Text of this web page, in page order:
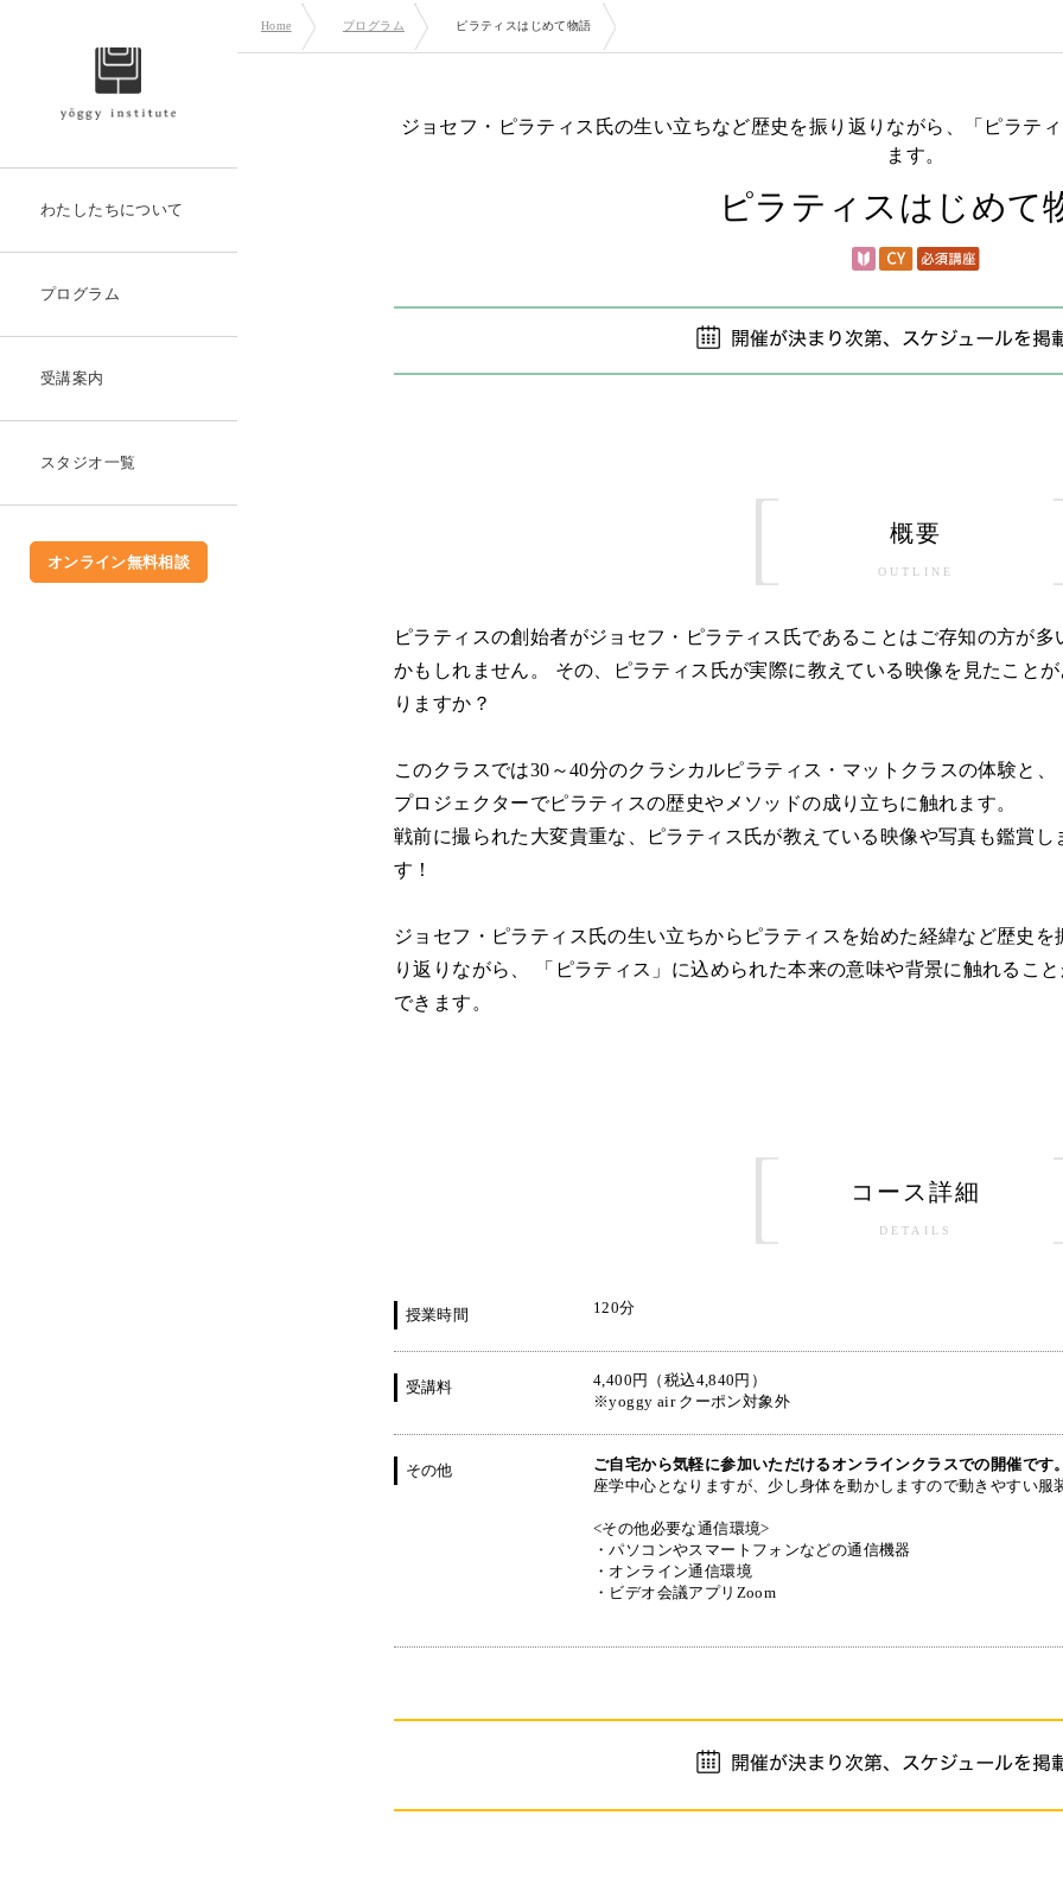
わたしたちについて
プログラム
受講案内
スタジオ一覧
オンライン無料相談
Home プログラム ピラティスはじめて物語
ジョセフ・ピラティス氏の生い立ちなど歴史を振り返りながら、「ピラテ
ます。
ピラティスはじめて
概要
OUTLINE
ピラティスの創始者がジョセフ・ピラティス氏であることはご存知の方が多
かもしれません。 その、ピラティス氏が実際に教えている映像を見たことが
りますか？
このクラスでは30～40分のクラシカルピラティス・マットクラスの体験と、
プロジェクターでピラティスの歴史やメソッドの成り立ちに触れます。
戦前に撮られた大変貴重な、ピラティス氏が教えている映像や写真も鑑賞し
す！
ジョセフ・ピラティス氏の生い立ちからピラティスを始めた経緯など歴史を
り返りながら、 「ピラティス」に込められた本来の意味や背景に触れるこ
できます。
コース詳細
DETAILS
授業時間 120分
受講料
4,400円（税込4,840円）
※yoggy air クーポン対象外
その他
ご自宅から気軽に参加いただけるオンラインクラスでの開催です。
座学中心となりますが、少し身体を動かしますので動きやすい服
<その他必要な通信環境>
・パソコンやスマートフォンなどの通信機器
・オンライン通信環境
・ビデオ会議アプリZoom